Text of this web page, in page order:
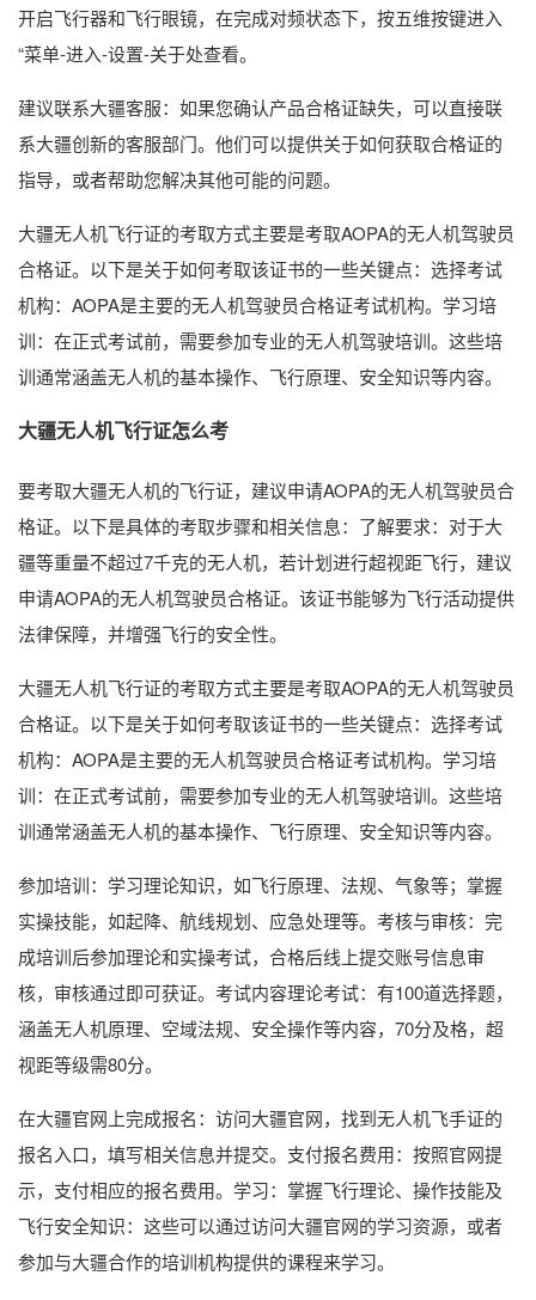
开启飞行器和飞行眼镜，在完成对频状态下，按五维按键进入
“菜单-进入-设置-关于处查看。
建议联系大疆客服：如果您确认产品合格证缺失，可以直接联
系大疆创新的客服部门。他们可以提供关于如何获取合格证的
指导，或者帮助您解决其他可能的问题。
大疆无人机飞行证的考取方式主要是考取AOPA的无人机驾驶员
合格证。以下是关于如何考取该证书的一些关键点：选择考试
机构：AOPA是主要的无人机驾驶员合格证考试机构。学习培
训：在正式考试前，需要参加专业的无人机驾驶培训。这些培
训通常涵盖无人机的基本操作、飞行原理、安全知识等内容。
大疆无人机飞行证怎么考
要考取大疆无人机的飞行证，建议申请AOPA的无人机驾驶员合
格证。以下是具体的考取步骤和相关信息：了解要求：对于大
疆等重量不超过7千克的无人机，若计划进行超视距飞行，建议
申请AOPA的无人机驾驶员合格证。该证书能够为飞行活动提供
法律保障，并增强飞行的安全性。
大疆无人机飞行证的考取方式主要是考取AOPA的无人机驾驶员
合格证。以下是关于如何考取该证书的一些关键点：选择考试
机构：AOPA是主要的无人机驾驶员合格证考试机构。学习培
训：在正式考试前，需要参加专业的无人机驾驶培训。这些培
训通常涵盖无人机的基本操作、飞行原理、安全知识等内容。
参加培训：学习理论知识，如飞行原理、法规、气象等；掌握
实操技能，如起降、航线规划、应急处理等。考核与审核：完
成培训后参加理论和实操考试，合格后线上提交账号信息审
核，审核通过即可获证。考试内容理论考试：有100道选择题，
涵盖无人机原理、空域法规、安全操作等内容，70分及格，超
视距等级需80分。
在大疆官网上完成报名：访问大疆官网，找到无人机飞手证的
报名入口，填写相关信息并提交。支付报名费用：按照官网提
示，支付相应的报名费用。学习：掌握飞行理论、操作技能及
飞行安全知识：这些可以通过访问大疆官网的学习资源，或者
参加与大疆合作的培训机构提供的课程来学习。